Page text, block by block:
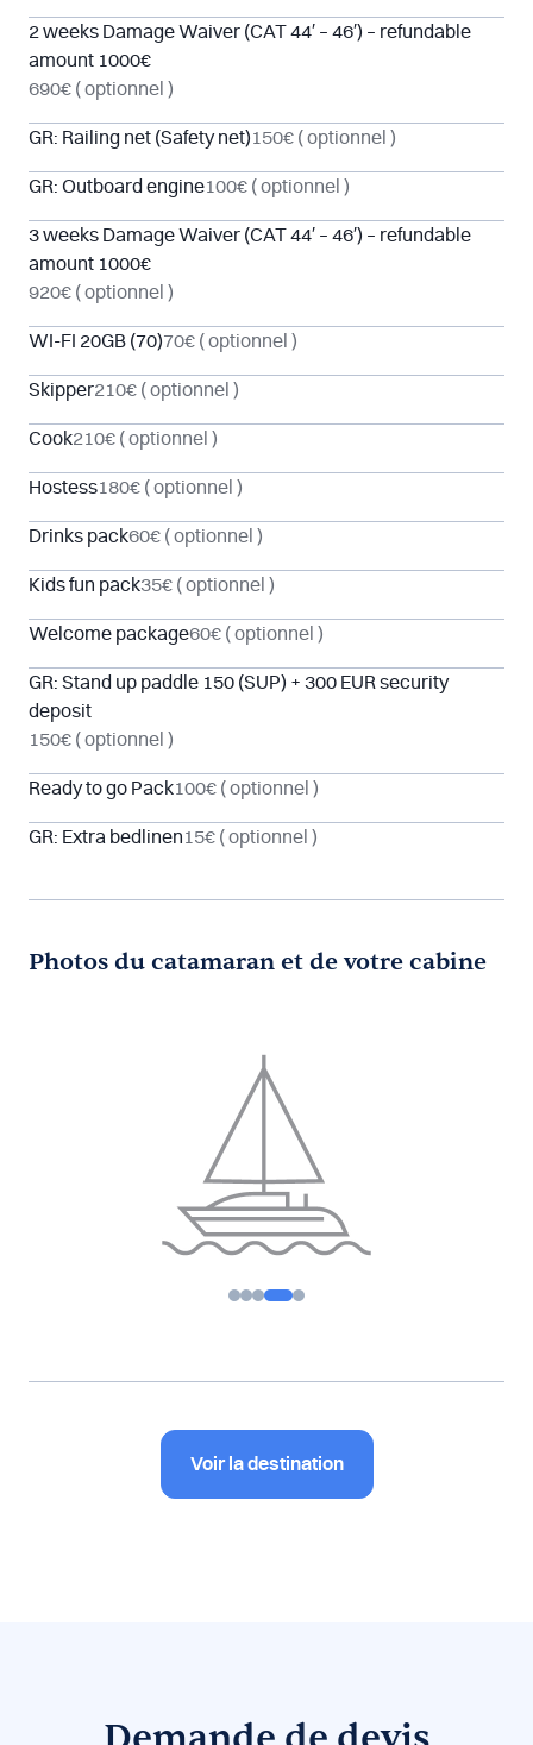
2 weeks Damage Waiver (CAT 44′ – 46′) – refundable
amount 1000€
690€ ( optionnel )
GR: Railing net (Safety net)150€ ( optionnel )
GR: Outboard engine100€ ( optionnel )
3 weeks Damage Waiver (CAT 44′ – 46′) – refundable
amount 1000€
920€ ( optionnel )
WI-FI 20GB (70)70€ ( optionnel )
Skipper210€ ( optionnel )
Cook210€ ( optionnel )
Hostess180€ ( optionnel )
Drinks pack60€ ( optionnel )
Kids fun pack35€ ( optionnel )
Welcome package60€ ( optionnel )
GR: Stand up paddle 150 (SUP) + 300 EUR security
deposit
150€ ( optionnel )
Ready to go Pack100€ ( optionnel )
GR: Extra bedlinen15€ ( optionnel )
Photos du catamaran et de votre cabine
Voir la destination